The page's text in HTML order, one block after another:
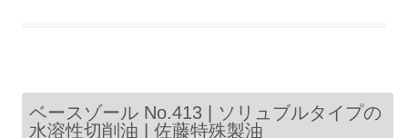
ベースゾール No.413 | ソリュブルタイプの
水溶性切削油 | 佐藤特殊製油